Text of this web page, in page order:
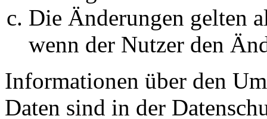
Die Änderungen gelten
wenn der Nutzer den
Informationen über den
Daten sind in der